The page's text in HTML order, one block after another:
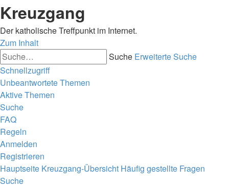
Kreuzgang
Der katholische Treffpunkt im Internet.
Zum Inhalt
Suche Erweiterte Suche
Schnellzugriff
Unbeantwortete Themen
Aktive Themen
Suche
FAQ
Regeln
Anmelden
Registrieren
Hauptseite Kreuzgang-Übersicht Häufig gestellte Fragen
Suche